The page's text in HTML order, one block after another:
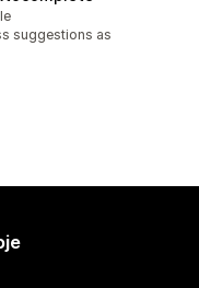
suggestions as